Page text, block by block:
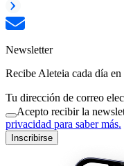
Newsletter
Recibe Aleteia cada día
Tu dirección de correo
Acepto recibir la
privacidad para saber más.
Inscribirse